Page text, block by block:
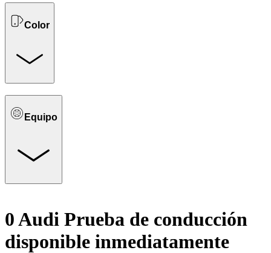
Color
Equipo
0 Audi Prueba de conducción
disponible inmediatamente